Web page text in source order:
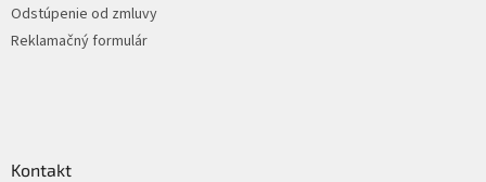
Odstúpenie od zmluvy
Reklamačný formulár
Kontakt